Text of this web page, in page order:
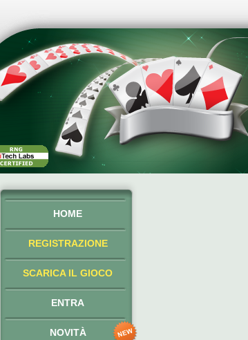
HOME
REGISTRAZIONE
SCARICA IL GIOCO
ENTRA
NOVITÀ